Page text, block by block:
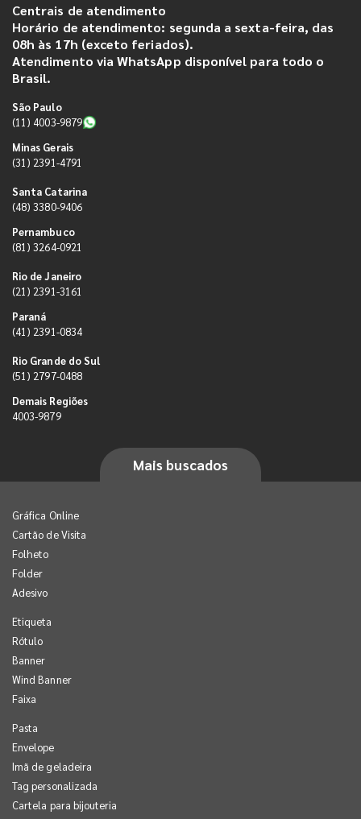
Centrais de atendimento
Horário de atendimento: segunda a sexta-feira, das
08h às 17h (exceto feriados).
Atendimento via WhatsApp disponível para todo o
Brasil.
São Paulo
(11) 4003-9879
Minas Gerais
(31) 2391-4791
Santa Catarina
(48) 3380-9406
Pernambuco
(81) 3264-0921
Rio de Janeiro
(21) 2391-3161
Paraná
(41) 2391-0834
Rio Grande do Sul
(51) 2797-0488
Demais Regiões
4003-9879
Mais buscados
Gráfica Online
Cartão de Visita
Folheto
Folder
Adesivo
Etiqueta
Rótulo
Banner
Wind Banner
Faixa
Pasta
Envelope
Imã de geladeira
Tag personalizada
Cartela para bijouteria